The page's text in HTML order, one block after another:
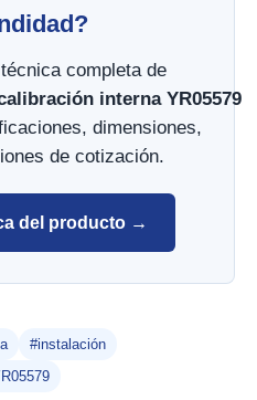
completa de
interna YR05579
dimensiones,
de cotización.
del producto →
#instalación